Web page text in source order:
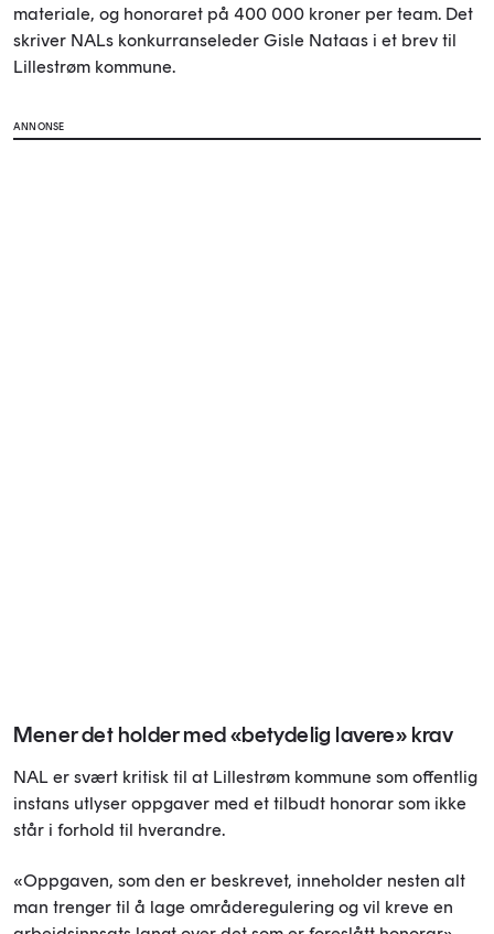
materiale, og honoraret på 400 000 kroner per team. Det
skriver NALs konkurranseleder Gisle Nataas i et brev til
Lillestrøm kommune.
ANNONSE
Mener det holder med «betydelig lavere» krav
NAL er svært kritisk til at Lillestrøm kommune som offentlig
instans utlyser oppgaver med et tilbudt honorar som ikke
står i forhold til hverandre.
«Oppgaven, som den er beskrevet, inneholder nesten alt
man trenger til å lage områderegulering og vil kreve en